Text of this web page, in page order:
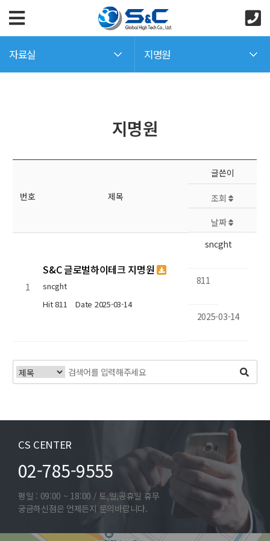
자료실 지명원
지명원
번호 제목
글쓴이
조회
날짜
1
S&C 글로벌하이테크 지명원
sncght
Hit 811
Date 2025-03-14
sncght
811
2025-03-14
CS CENTER
02-785-9555
평일 : 09:00 ~ 18:00 / 토,일,공휴일 휴무
궁금하신점은 언제든지 문의바랍니다.